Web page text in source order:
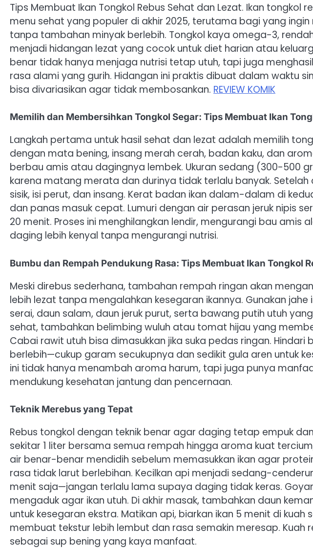
Tips Membuat Ikan Tongkol Rebus Sehat dan Lezat. Ikan tongkol
menu sehat yang populer di akhir 2025, terutama bagi yang
tanpa tambahan minyak berlebih. Tongkol kaya omega-3,
menjadi hidangan lezat yang cocok untuk diet harian atau
benar tidak hanya menjaga nutrisi tetap utuh, tapi juga
rasa alami yang gurih. Hidangan ini praktis dibuat dalam waktu
bisa divariasikan agar tidak membosankan. REVIEW KOMIK
Memilih dan Membersihkan Tongkol Segar: Tips Membuat Ikan
Langkah pertama untuk hasil sehat dan lezat adalah memilih
dengan mata bening, insang merah cerah, badan kaku, dan
berbau amis atau dagingnya lembek. Ukuran sedang (300-500
karena matang merata dan durinya tidak terlalu banyak. Setelah
sisik, isi perut, dan insang. Kerat badan ikan dalam-dalam di
dan panas masuk cepat. Lumuri dengan air perasan jeruk nipis
20 menit. Proses ini menghilangkan lendir, mengurangi bau amis
daging lebih kenyal tanpa mengurangi nutrisi.
Bumbu dan Rempah Pendukung Rasa: Tips Membuat Ikan Tongkol
Meski direbus sederhana, tambahan rempah ringan akan
lebih lezat tanpa mengalahkan kesegaran ikannya. Gunakan jahe
serai, daun salam, daun jeruk purut, serta bawang putih utuh
sehat, tambahkan belimbing wuluh atau tomat hijau yang
Cabai rawit utuh bisa dimasukkan jika suka pedas ringan.
berlebih—cukup garam secukupnya dan sedikit gula aren untuk
ini tidak hanya menambah aroma harum, tapi juga punya
mendukung kesehatan jantung dan pencernaan.
Teknik Merebus yang Tepat
Rebus tongkol dengan teknik benar agar daging tetap empuk
sekitar 1 liter bersama semua rempah hingga aroma kuat
air benar-benar mendidih sebelum memasukkan ikan agar
rasa tidak larut berlebihan. Kecilkan api menjadi sedang-
menit saja—jangan terlalu lama supaya daging tidak keras.
mengaduk agar ikan utuh. Di akhir masak, tambahkan daun
untuk kesegaran ekstra. Matikan api, biarkan ikan 5 menit di
membuat tekstur lebih lembut dan rasa semakin meresap. Kuah
sebagai sup bening yang kaya manfaat.